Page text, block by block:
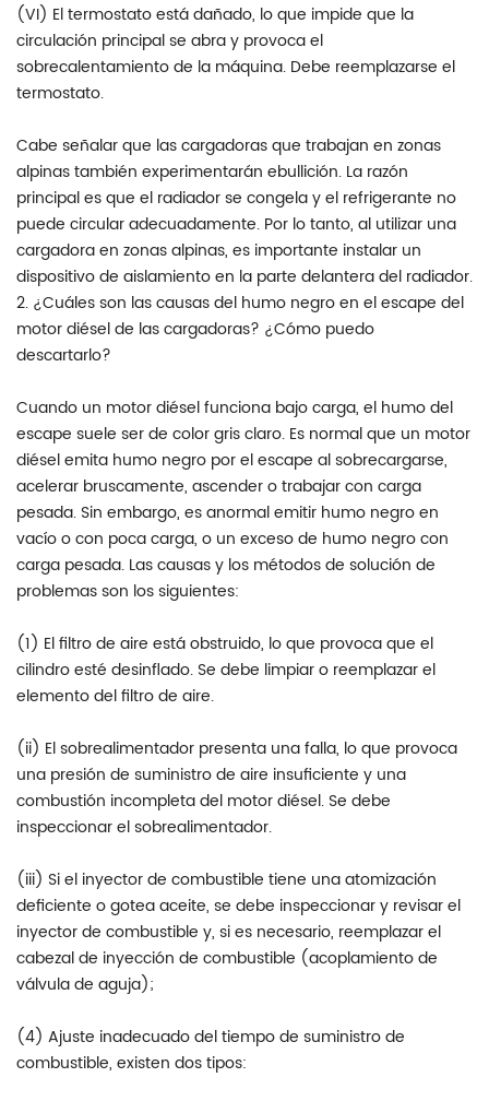
(VI) El termostato está dañado, lo que impide que la
circulación principal se abra y provoca el
sobrecalentamiento de la máquina. Debe reemplazarse el
termostato.
Cabe señalar que las cargadoras que trabajan en zonas
alpinas también experimentarán ebullición. La razón
principal es que el radiador se congela y el refrigerante no
puede circular adecuadamente. Por lo tanto, al utilizar una
cargadora en zonas alpinas, es importante instalar un
dispositivo de aislamiento en la parte delantera del radiador.
2. ¿Cuáles son las causas del humo negro en el escape del
motor diésel de las cargadoras? ¿Cómo puedo
descartarlo?
Cuando un motor diésel funciona bajo carga, el humo del
escape suele ser de color gris claro. Es normal que un motor
diésel emita humo negro por el escape al sobrecargarse,
acelerar bruscamente, ascender o trabajar con carga
pesada. Sin embargo, es anormal emitir humo negro en
vacío o con poca carga, o un exceso de humo negro con
carga pesada. Las causas y los métodos de solución de
problemas son los siguientes:
(1) El filtro de aire está obstruido, lo que provoca que el
cilindro esté desinflado. Se debe limpiar o reemplazar el
elemento del filtro de aire.
(ii) El sobrealimentador presenta una falla, lo que provoca
una presión de suministro de aire insuficiente y una
combustión incompleta del motor diésel. Se debe
inspeccionar el sobrealimentador.
(iii) Si el inyector de combustible tiene una atomización
deficiente o gotea aceite, se debe inspeccionar y revisar el
inyector de combustible y, si es necesario, reemplazar el
cabezal de inyección de combustible (acoplamiento de
válvula de aguja);
(4) Ajuste inadecuado del tiempo de suministro de
combustible, existen dos tipos: